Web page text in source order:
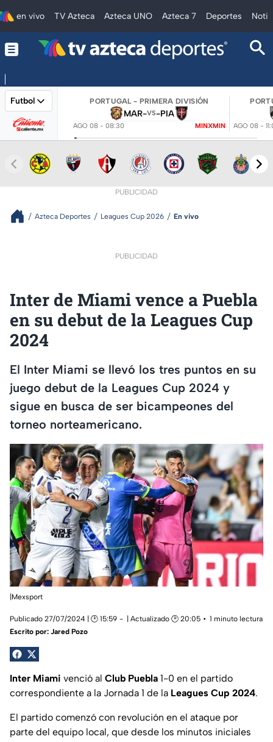
en vivo TV Azteca Azteca UNO Azteca 7 Deportes
Futbol PORTUGAL - PRIMERA DIVISIÓN
MAR-VS-PIA
AGO 08 - 08:30 MINXMIN AGO 08 -
PUBLICIDAD
Azteca Deportes Leagues Cup 2026 En vivo
PUBLICIDAD
Inter de Miami vence a Puebla
en su debut de la Leagues Cup
2024
El Inter Miami se llevó los tres puntos en su
juego debut de la Leagues Cup 2024 y
sigue en busca de ser bicampeones del
torneo norteamericano.
|Mexsport
Publicado 27/07/2024 | 🕑 15:59 | Actualizado 🕑 20:05
1 minuto lectura
Escrito por: Jared Pozo
Inter Miami venció al Club Puebla 1-0 en el partido
correspondiente a la Jornada 1 de la Leagues Cup 2024.
El partido comenzó con revolución en el ataque por
parte del equipo local, que desde los minutos iniciales